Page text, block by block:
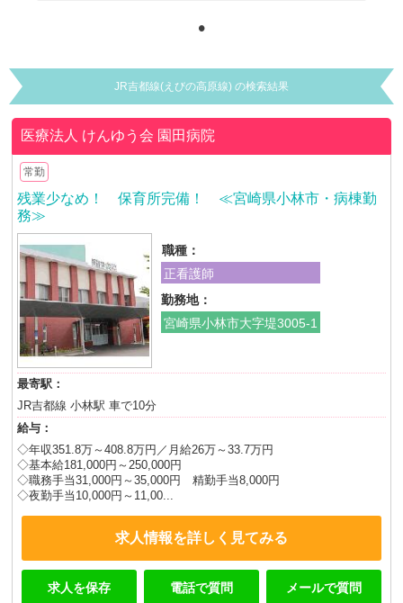
JR吉都線(えびの高原線) の検索結果
医療法人 けんゆう会 園田病院
常勤
残業少なめ！ 保育所完備！ ≪宮崎県小林市・病棟勤
務≫
職種：
正看護師
勤務地：
宮崎県小林市大字堤3005-1
最寄駅：
JR吉都線 小林駅 車で10分
給与：
◇年収351.8万～408.8万円／月給26万～33.7万円
◇基本給181,000円～250,000円
◇職務手当31,000円～35,000円 精勤手当8,000円
◇夜勤手当10,000円～11,00...
求人情報を詳しく見てみる
求人を保存 電話で質問 メールで質問